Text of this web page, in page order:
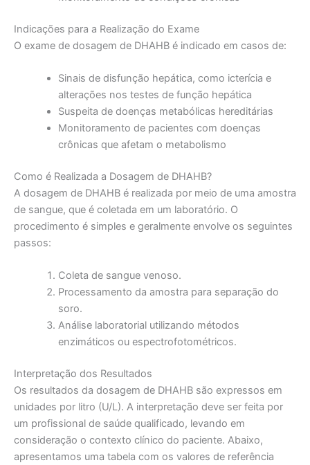
Indicações para a Realização do Exame
O exame de dosagem de DHAHB é indicado em casos de:
Sinais de disfunção hepática, como icterícia e
alterações nos testes de função hepática
Suspeita de doenças metabólicas hereditárias
Monitoramento de pacientes com doenças
crônicas que afetam o metabolismo
Como é Realizada a Dosagem de DHAHB?
A dosagem de DHAHB é realizada por meio de uma amostra
de sangue, que é coletada em um laboratório. O
procedimento é simples e geralmente envolve os seguintes
passos:
Coleta de sangue venoso.
Processamento da amostra para separação do
soro.
Análise laboratorial utilizando métodos
enzimáticos ou espectrofotométricos.
Interpretação dos Resultados
Os resultados da dosagem de DHAHB são expressos em
unidades por litro (U/L). A interpretação deve ser feita por
um profissional de saúde qualificado, levando em
consideração o contexto clínico do paciente. Abaixo,
apresentamos uma tabela com os valores de referência